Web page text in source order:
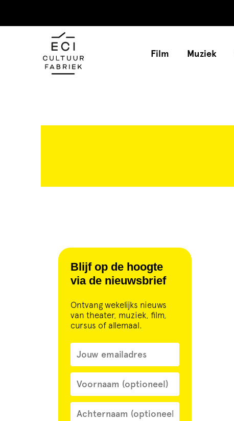
Film Muziek
Blijf op de hoogte
via de nieuwsbrief
Ontvang wekelijks nieuws
van theater, muziek, film,
cursus of allemaal.